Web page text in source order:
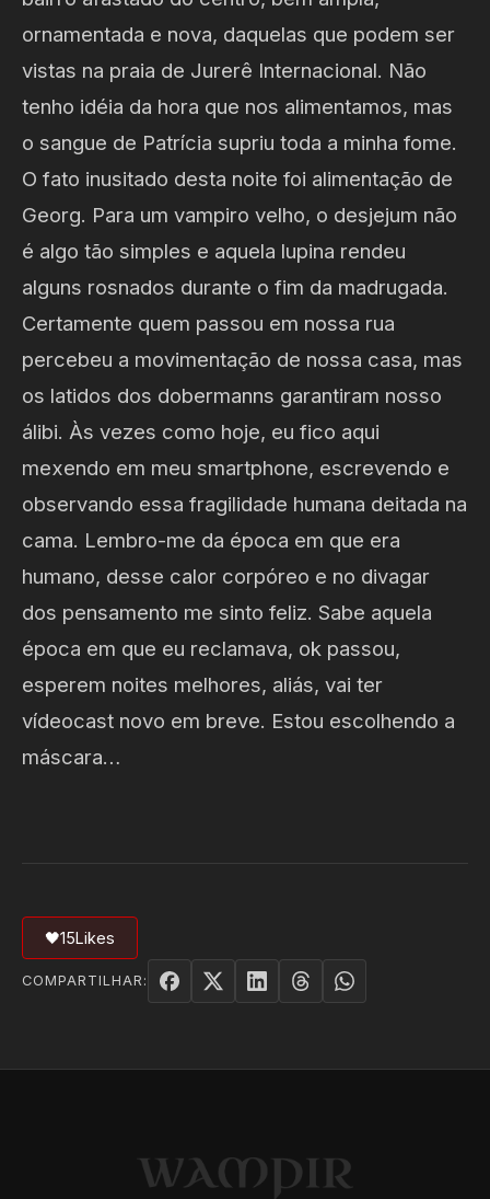
ornamentada e nova, daquelas que podem ser
vistas na praia de Jurerê Internacional. Não
tenho idéia da hora que nos alimentamos, mas
o sangue de Patrícia supriu toda a minha fome.
O fato inusitado desta noite foi alimentação de
Georg. Para um vampiro velho, o desjejum não
é algo tão simples e aquela lupina rendeu
alguns rosnados durante o fim da madrugada.
Certamente quem passou em nossa rua
percebeu a movimentação de nossa casa, mas
os latidos dos dobermanns garantiram nosso
álibi. Às vezes como hoje, eu fico aqui
mexendo em meu smartphone, escrevendo e
observando essa fragilidade humana deitada na
cama. Lembro-me da época em que era
humano, desse calor corpóreo e no divagar
dos pensamento me sinto feliz. Sabe aquela
época em que eu reclamava, ok passou,
esperem noites melhores, aliás, vai ter
vídeocast novo em breve. Estou escolhendo a
máscara…
🖤15Likes
COMPARTILHAR: